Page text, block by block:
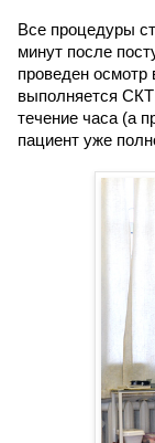
Все процедуры
минут после
проведен
выполняется
течение часа (а
пациент уже